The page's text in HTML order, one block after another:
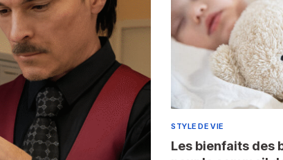
STYLE DE VIE
Les bienfaits des